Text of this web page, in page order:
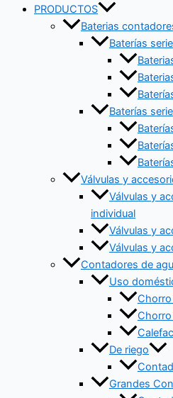
PRODUCTOS
Baterias
Baterías
Baterías
Válvulas y
Válvulas y
individual
Válvulas y
Válvulas y
Contadores de
Uso
De riego
Grandes